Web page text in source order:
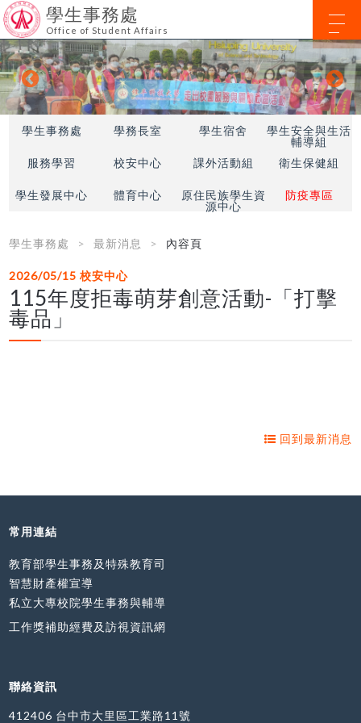
學生事務處
Office of Student Affairs
學生事務處 學務長室 學生宿舍
學生安全與生活
輔導組
服務學習
校安中心 課外活動組 衛生保健組
學生發展中心 體育中心
原住民族學生資
源中心
防疫專區
學生事務處 最新消息 內容頁
2026/05/15校安中心
115年度拒毒萌芽創意活動-「打擊
毒品」
回到最新消息
常用連結
教育部學生事務及特殊教育司
智慧財產權宣導
私立大專校院學生事務與輔導
工作獎補助經費及訪視資訊網
聯絡資訊
412406 台中市大里區工業路11號